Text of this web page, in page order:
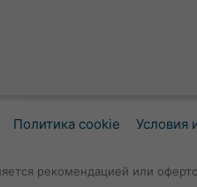
Политика cookie Условия
рекомендацией или